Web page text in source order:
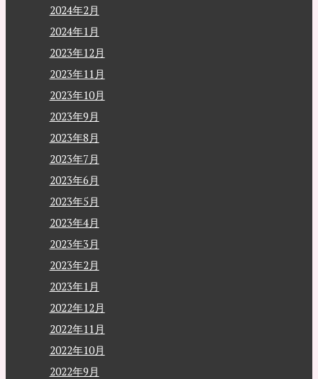
2024年2月
2024年1月
2023年12月
2023年11月
2023年10月
2023年9月
2023年8月
2023年7月
2023年6月
2023年5月
2023年4月
2023年3月
2023年2月
2023年1月
2022年12月
2022年11月
2022年10月
2022年9月